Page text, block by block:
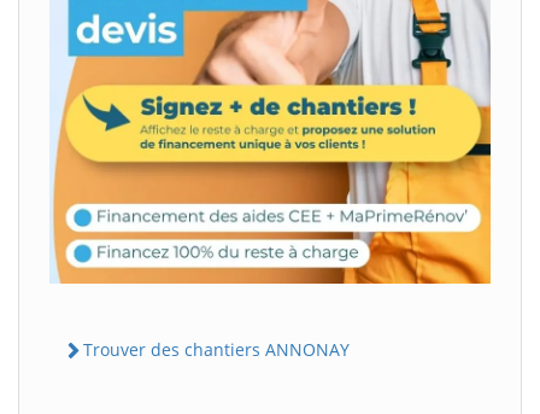
Trouver des chantiers ANNONAY